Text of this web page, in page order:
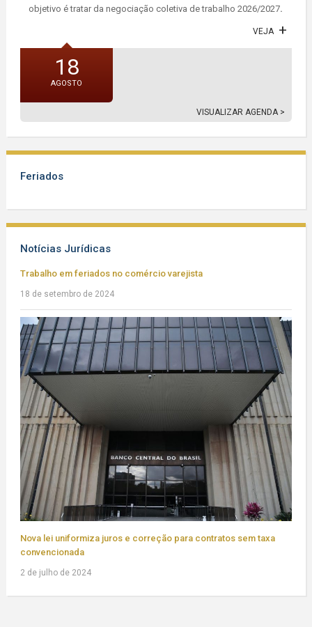
objetivo é tratar da negociação coletiva de trabalho 2026/2027.
VEJA
18
AGOSTO
VISUALIZAR AGENDA >
Feriados
Notícias Jurídicas
Trabalho em feriados no comércio varejista
18 de setembro de 2024
Nova lei uniformiza juros e correção para contratos sem taxa
convencionada
2 de julho de 2024